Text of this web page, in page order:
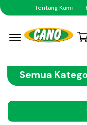
Tentang Kami
Menu Open
Semua